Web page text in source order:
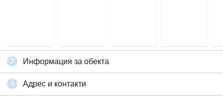
Информация за обекта
Адрес и контакти